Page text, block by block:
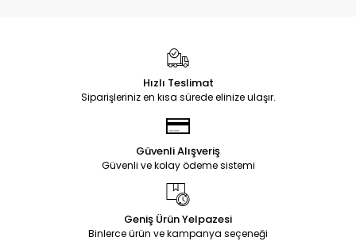
Hızlı Teslimat
Siparişleriniz en kısa sürede elinize ulaşır.
Güvenli Alışveriş
Güvenli ve kolay ödeme sistemi
Geniş Ürün Yelpazesi
Binlerce ürün ve kampanya seçeneği